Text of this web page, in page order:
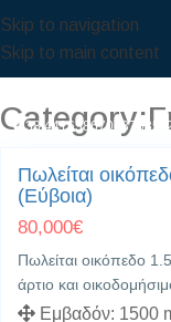
Skip to navigation
Skip to main content
38.441658670787085,
Πωλείται
(Εύβοια)
80,000€
Πωλείται οικόπεδο
άρτιο και
Εμβαδόν: 1500